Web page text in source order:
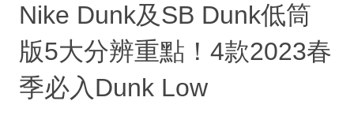
Nike Dunk及SB Dunk低筒
版5大分辨重點！4款2023春
季必入Dunk Low